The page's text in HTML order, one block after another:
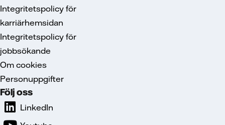
Integritetspolicy för
karriärhemsidan
Integritetspolicy för
jobbsökande
Om cookies
Personuppgifter
Följ oss
LinkedIn